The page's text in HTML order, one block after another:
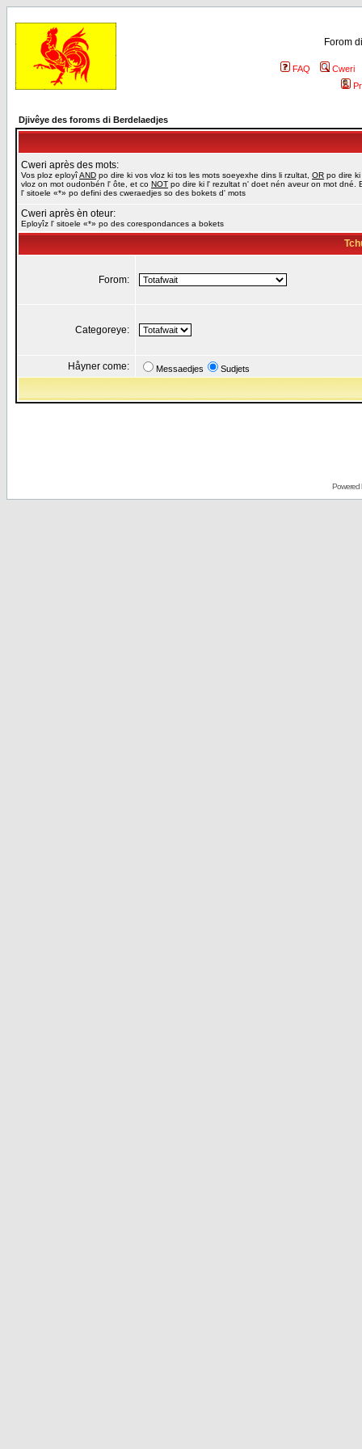
Forom
FAQ
Cweri
Djivêye des foroms di Berdelaedjes
Cweri après des mots:
Vos ploz eployîAND po dire ki vos vloz ki tos les mots soeyexhe dins li rzultat, OR po dire ki
vloz on mot oudonbén l' ôte, et co NOT po dire ki l' rezultat n' doet nén aveur on mot dné.
l' sitoele «*» po defini des cweraedjes so des bokets d' mots
Cweri après èn oteur:
Eployîz l' sitoele «*» po des corespondances a bokets
Forom:
Categoreye:
Håyner come: Messaedjes Sudjets
Powered